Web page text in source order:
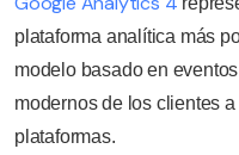
plataforma analítica más
modelo basado en
modernos de los clientes
plataformas.